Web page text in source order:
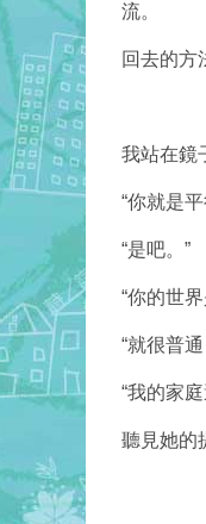
流。
回去的方
我站在鏡
“你就是
“是吧。”
“你的世
“就很普
“我的家
聽見她的